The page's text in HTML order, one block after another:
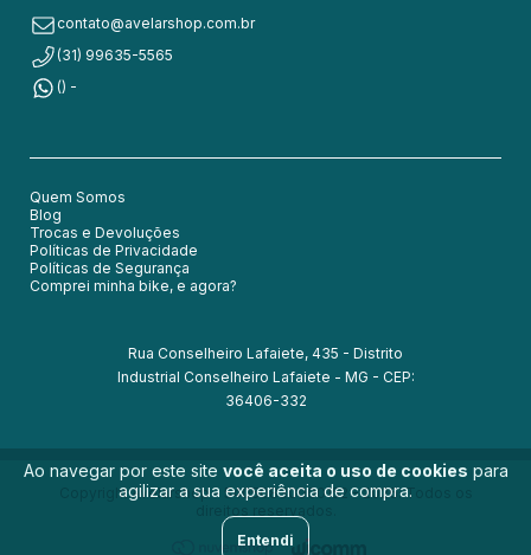
Ao navegar por este site você aceita o uso de cookies para
agilizar a sua experiência de compra.
Entendi
contato@avelarshop.com.br
(31) 99635-5565
() -
Quem Somos
Blog
Trocas e Devoluções
Políticas de Privacidade
Políticas de Segurança
Comprei minha bike, e agora?
Rua Conselheiro Lafaiete, 435 - Distrito
Industrial Conselheiro Lafaiete - MG - CEP:
36406-332
Copyright Avelarshop - 54050830000152 - 2026. Todos os